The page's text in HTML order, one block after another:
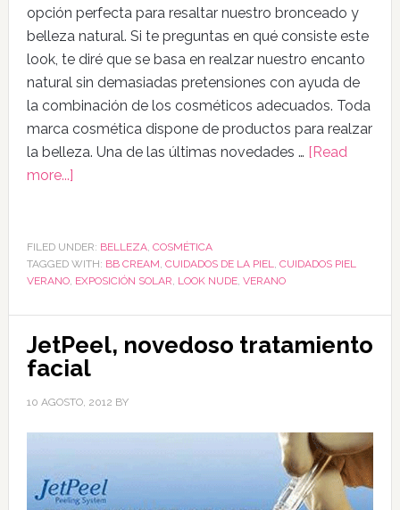
opción perfecta para resaltar nuestro bronceado y
belleza natural. Si te preguntas en qué consiste este
look, te diré que se basa en realzar nuestro encanto
natural sin demasiadas pretensiones con ayuda de
la combinación de los cosméticos adecuados. Toda
marca cosmética dispone de productos para realzar
la belleza. Una de las últimas novedades … [Read
more...]
FILED UNDER: BELLEZA, COSMÉTICA
TAGGED WITH: BB CREAM, CUIDADOS DE LA PIEL, CUIDADOS PIEL
VERANO, EXPOSICIÓN SOLAR, LOOK NUDE, VERANO
JetPeel, novedoso tratamiento
facial
10 AGOSTO, 2012 BY